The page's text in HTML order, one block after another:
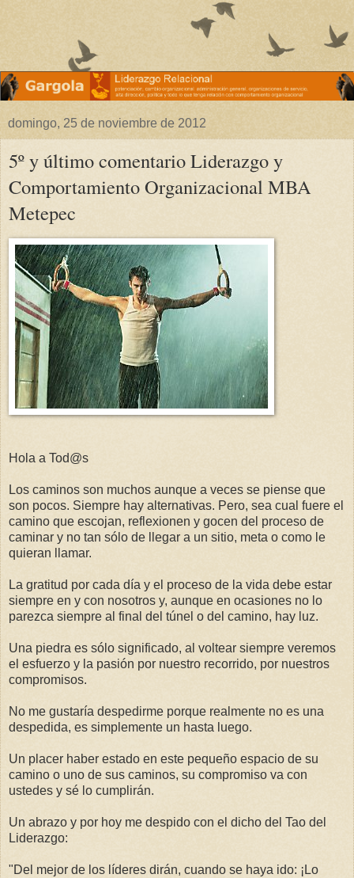
domingo, 25 de noviembre de 2012
5º y último comentario Liderazgo y
Comportamiento Organizacional MBA
Metepec
Hola a Tod@s
Los caminos son muchos aunque a veces se piense que
son pocos. Siempre hay alternativas. Pero, sea cual fuere el
camino que escojan, reflexionen y gocen del proceso de
caminar y no tan sólo de llegar a un sitio, meta o como le
quieran llamar.
La gratitud por cada día y el proceso de la vida debe estar
siempre en y con nosotros y, aunque en ocasiones no lo
parezca siempre al final del túnel o del camino, hay luz.
Una piedra es sólo significado, al voltear siempre veremos
el esfuerzo y la pasión por nuestro recorrido, por nuestros
compromisos.
No me gustaría despedirme porque realmente no es una
despedida, es simplemente un hasta luego.
Un placer haber estado en este pequeño espacio de su
camino o uno de sus caminos, su compromiso va con
ustedes y sé lo cumplirán.
Un abrazo y por hoy me despido con el dicho del Tao del
Liderazgo:
"Del mejor de los líderes dirán, cuando se haya ido: ¡Lo